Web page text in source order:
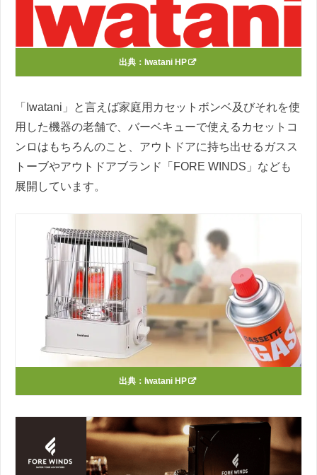
出典： Iwatani HP
「Iwatani」と言えば家庭用カセットボンベ及びそれを使
用した機器の老舗で、バーベキューで使えるカセットコ
ンロはもちろんのこと、アウトドアに持ち出せるガスス
トーブやアウトドアブランド「FORE WINDS」なども
展開しています。
出典： Iwatani HP